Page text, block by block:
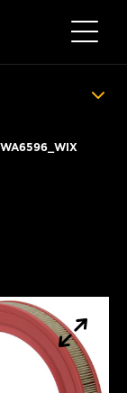
Toggle
WA6596_WIX